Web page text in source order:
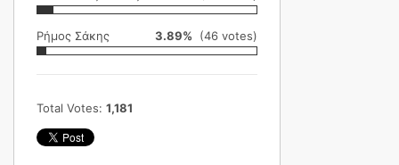
Ρήμος Σάκης 3.89% (46 votes)
Total Votes: 1,181